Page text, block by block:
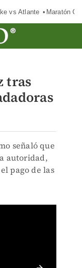
vs Atlante Maratón
tras
señaló que
autoridad,
pago de las